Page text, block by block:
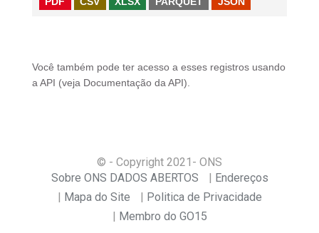
Você também pode ter acesso a esses registros usando
a API (veja Documentação da API ).
© - Copyright 2021 - ONS
Sobre ONS DADOS ABERTOS
Endereços
Mapa do Site
Politica de Privacidade
Membro do GO15